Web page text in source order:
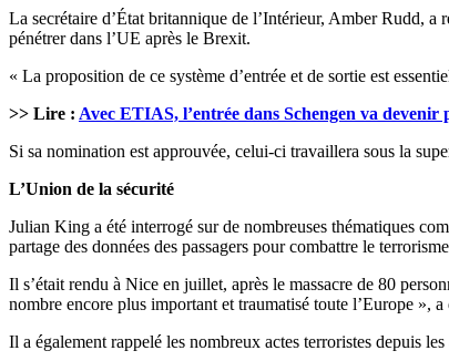
La secrétaire d’État britannique de l’Intérieur, Amber Rudd,
pénétrer dans l’UE après le Brexit.
« La proposition de ce système d’entrée et de sortie est
>> Lire : Avec ETIAS, l’entrée dans Schengen va devenir
Si sa nomination est approuvée, celui-ci travaillera sous la
L’Union de la sécurité
Julian King a été interrogé sur de nombreuses thématiques
partage des données des passagers pour combattre le
Il s’était rendu à Nice en juillet, après le massacre de 80
nombre encore plus important et traumatisé toute l’Europe »,
Il a également rappelé les nombreux actes terroristes depuis